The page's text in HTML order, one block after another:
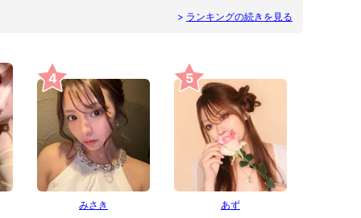
> ランキングの続きを見る
4
みさき
5
あず